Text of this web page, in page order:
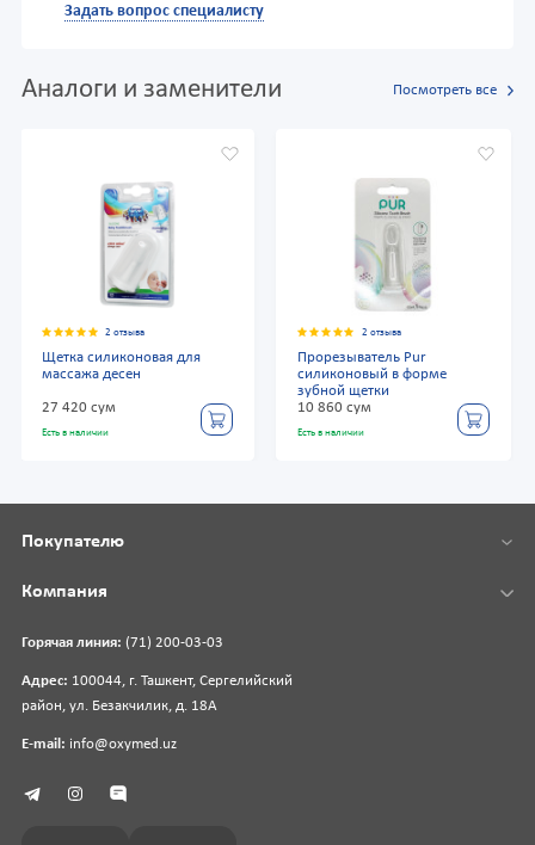
Задать вопрос специалисту
Аналоги и заменители Посмотреть все
2 отзыва
Щетка силиконовая для
массажа десен
27 420 сум
Есть в наличии
2 отзыва
Прорезыватель Pur
силиконовый в форме
зубной щетки
10 860 сум
Есть в наличии
Горячая линия: (71) 200-03-03
Адрес: 100044, г. Ташкент, Сергелийский
район, ул. Безакчилик, д. 18А
E-mail: info@oxymed.uz
Покупателю
Компания